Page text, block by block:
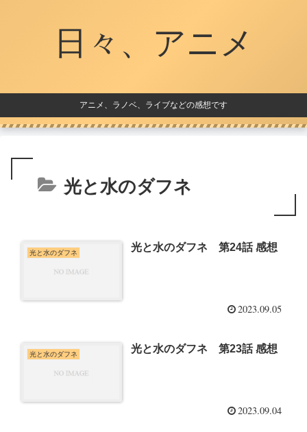
日々、アニメ
アニメ、ラノベ、ライブなどの感想です
光と水のダフネ
光と水のダフネ 光と水のダフネ 第24話 感想
2023.09.05
光と水のダフネ 光と水のダフネ 第23話 感想
2023.09.04